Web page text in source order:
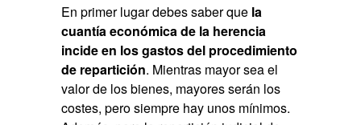
En primer lugar debes saber que la
cuantía económica de la herencia
incide en losgastos del procedimiento
de repartición. Mientras mayor sea el
valor de los bienes, mayores serán los
costes, pero siempre hay unos mínimos.